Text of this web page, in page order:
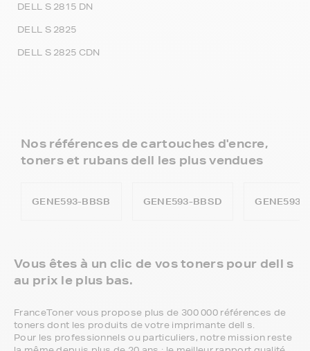
DELL S 2815 DN
DELL S 2825
DELL S 2825 CDN
Nos références de cartouches d'encre,
toners et rubans dell les plus vendues
GENE593-BBSB GENE593-BBSD GENE593-
Vous êtes à un clic de vos toners pour dell s
au prix le plus bas.
FranceToner vous propose plus de 300 000 références de
toners dont les produits de votre imprimante dell s.
Pour les professionnels ou particuliers, notre mission reste